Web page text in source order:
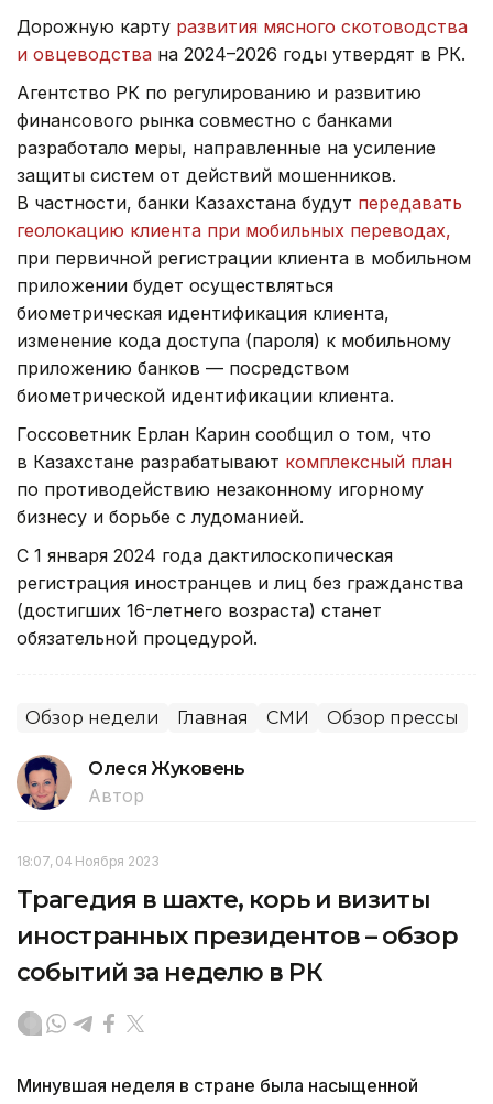
Дорожную карту развития мясного скотоводства
и овцеводства на 2024–2026 годы утвердят в РК.
Агентство РК по регулированию и развитию
финансового рынка совместно с банками
разработало меры, направленные на усиление
защиты систем от действий мошенников.
В частности, банки Казахстана будут передавать
геолокацию клиента при мобильных переводах,
при первичной регистрации клиента в мобильном
приложении будет осуществляться
биометрическая идентификация клиента,
изменение кода доступа (пароля) к мобильному
приложению банков — посредством
биометрической идентификации клиента.
Госсоветник Ерлан Карин сообщил о том, что
в Казахстане разрабатывают комплексный план
по противодействию незаконному игорному
бизнесу и борьбе с лудоманией.
С 1 января 2024 года дактилоскопическая
регистрация иностранцев и лиц без гражданства
(достигших 16-летнего возраста) станет
обязательной процедурой.
Обзор недели Главная СМИ Обзор прессы
Олеся Жуковень
Автор
18:07, 04 Ноября 2023
Трагедия в шахте, корь и визиты
иностранных президентов – обзор
событий за неделю в РК
Минувшая неделя в стране была насыщенной